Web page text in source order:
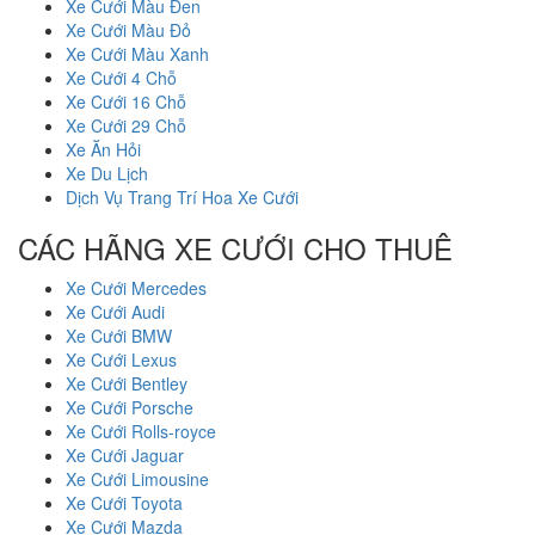
Xe Cưới Màu Đen
Xe Cưới Màu Đỏ
Xe Cưới Màu Xanh
Xe Cưới 4 Chỗ
Xe Cưới 16 Chỗ
Xe Cưới 29 Chỗ
Xe Ăn Hỏi
Xe Du Lịch
Dịch Vụ Trang Trí Hoa Xe Cưới
CÁC HÃNG XE CƯỚI CHO THUÊ
Xe Cưới Mercedes
Xe Cưới Audi
Xe Cưới BMW
Xe Cưới Lexus
Xe Cưới Bentley
Xe Cưới Porsche
Xe Cưới Rolls-royce
Xe Cưới Jaguar
Xe Cưới Limousine
Xe Cưới Toyota
Xe Cưới Mazda